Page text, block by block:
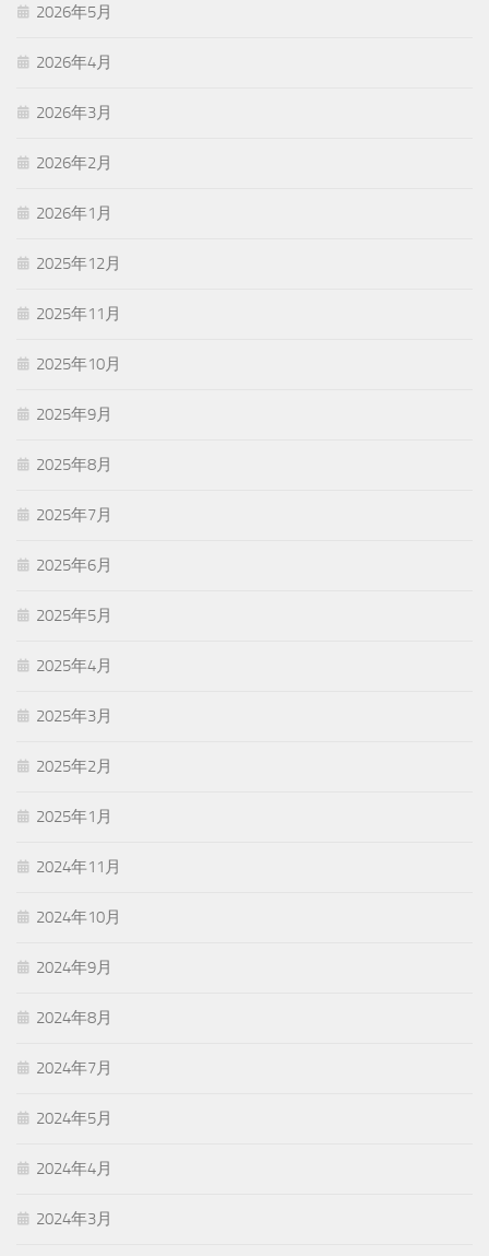
2026年5月
2026年4月
2026年3月
2026年2月
2026年1月
2025年12月
2025年11月
2025年10月
2025年9月
2025年8月
2025年7月
2025年6月
2025年5月
2025年4月
2025年3月
2025年2月
2025年1月
2024年11月
2024年10月
2024年9月
2024年8月
2024年7月
2024年5月
2024年4月
2024年3月